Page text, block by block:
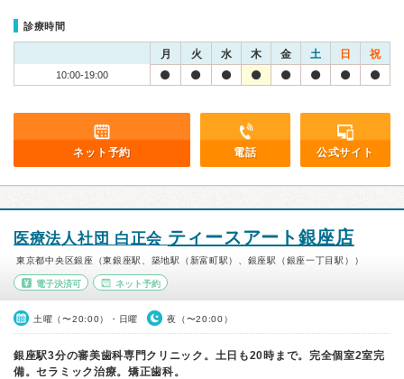
診療時間
月 火 水 木 金 土 日 祝
10:00-19:00
ネット予約 電話 公式サイト
医療法人社団 白正会 ティースアート銀座店
東京都中央区銀座（東銀座駅、築地駅（新富町駅）、銀座駅（銀座一丁目駅））
電子決済可 ネット予約
土曜（〜20:00）・日曜 夜（〜20:00）
銀座駅3分の審美歯科専門クリニック。土日も20時まで。完全個室2室完
備。セラミック治療。矯正歯科。